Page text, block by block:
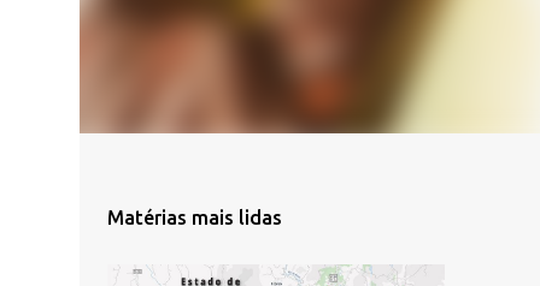
Matérias mais lidas